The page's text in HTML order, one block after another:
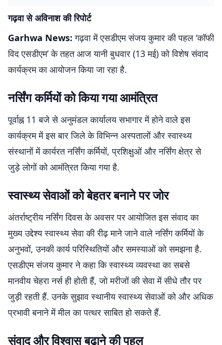
गढ़वा से अविनाश की रिपोर्ट
Garhwa News: गढ़वा में एसडीएम संजय कुमार की पहल ‘कॉफी
विद एसडीएम’ के तहत आज यानी बुधवार (13 मई) को विशेष संवाद
कार्यक्रम का आयोजन किया जा रहा है.
नर्सिंग कर्मियों को किया गया आमंत्रित
पूर्वाह्न 11 बजे से अनुमंडल कार्यालय सभागार में होने वाले इस
कार्यक्रम में इस बार जिले के विभिन्न अस्पतालों और स्वास्थ्य
संस्थानों में कार्यरत नर्सिंग कर्मियों, प्रशिक्षुओं और नर्सिंग क्षेत्र से
जुड़े लोगों को आमंत्रित किया गया है.
स्वास्थ्य सेवाओं को बेहतर बनाने पर जोर
अंतर्राष्ट्रीय नर्सिंग दिवस के अवसर पर आयोजित इस संवाद का
मुख्य उद्देश्य स्वास्थ्य सेवा की रीढ़ माने जाने वाले नर्सिंग कर्मियों के
अनुभवों, उनकी कार्य परिस्थितियों और समस्याओं को समझना है.
एसडीएम संजय कुमार ने कहा कि स्वास्थ्य व्यवस्था का सबसे
मानवीय चेहरा नर्स ही होती हैं, जो मरीजों की सेवा में सीधे तौर पर
जुड़ी रहती हैं. उनके सुझाव स्थानीय स्वास्थ्य सेवाओं को और अधिक
प्रभावी बनाने में मील का पत्थर साबित हो सकते हैं.
संवाद और विश्वास बढ़ाने की पहल